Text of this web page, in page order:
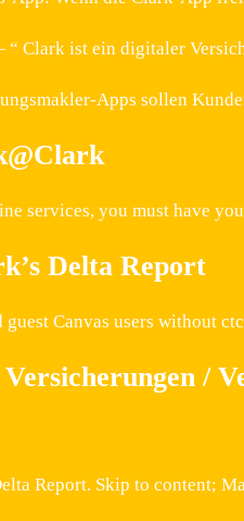
Clark ist ein digitaler
Apps sollen
services, you must have
Delta Report
guest Canvas users without
/
Report. Skip to content;